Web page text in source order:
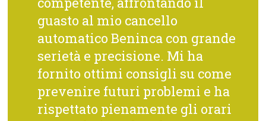
guasto al mio cancello
automatico Beninca con grande
serietà e precisione. Mi ha
fornito ottimi consigli su come
prevenire futuri problemi e ha
rispettato pienamente gli orari